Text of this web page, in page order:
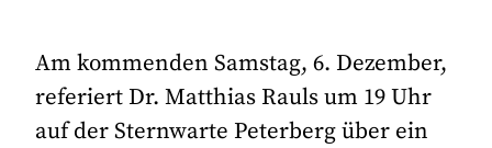
Am kommenden Samstag, 6. Dezember,
referiert Dr. Matthias Rauls um 19 Uhr
auf der Sternwarte Peterberg über ein